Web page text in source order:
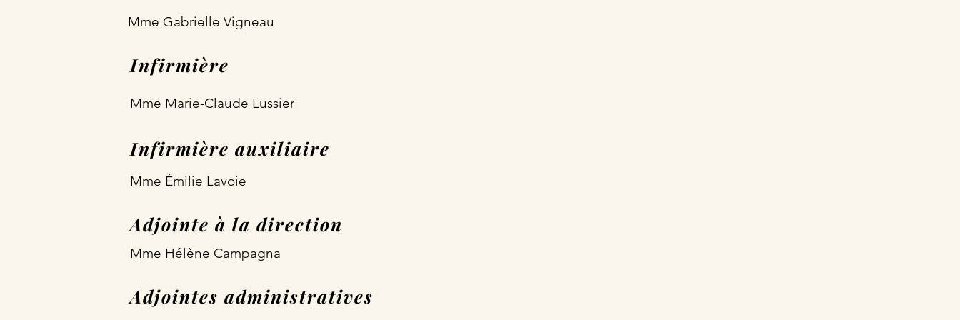
Mme Gabrielle Vigneau
Infirmière
Mme Marie-Claude Lussier
Infirmière auxiliaire
Mme Émilie Lavoie
Adjointe à la direction
Mme Hélène Campagna
Adjointes administratives